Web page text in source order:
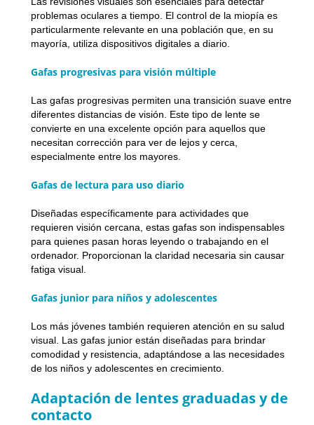
problemas oculares a tiempo. El control de la miopía es
particularmente relevante en una población que, en su
mayoría, utiliza dispositivos digitales a diario.
Gafas progresivas para visión múltiple
Las gafas progresivas permiten una transición suave entre
diferentes distancias de visión. Este tipo de lente se
convierte en una excelente opción para aquellos que
necesitan corrección para ver de lejos y cerca,
especialmente entre los mayores.
Gafas de lectura para uso diario
Diseñadas específicamente para actividades que
requieren visión cercana, estas gafas son indispensables
para quienes pasan horas leyendo o trabajando en el
ordenador. Proporcionan la claridad necesaria sin causar
fatiga visual.
Gafas junior para niños y adolescentes
Los más jóvenes también requieren atención en su salud
visual. Las gafas junior están diseñadas para brindar
comodidad y resistencia, adaptándose a las necesidades
de los niños y adolescentes en crecimiento.
Adaptación de lentes graduadas y de
contacto